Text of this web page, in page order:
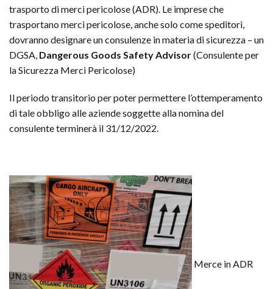
trasporto di merci pericolose (ADR). Le imprese che
trasportano merci pericolose, anche solo come speditori,
dovranno designare un consulenze in materia di sicurezza – un
DGSA, Dangerous Goods Safety Advisor(Consulente per
la Sicurezza Merci Pericolose)
Il periodo transitorio per poter permettere l’ottemperamento
di tale obbligo alle aziende soggette alla nomina del
consulente terminerà il 31/12/2022.
Merce in ADR